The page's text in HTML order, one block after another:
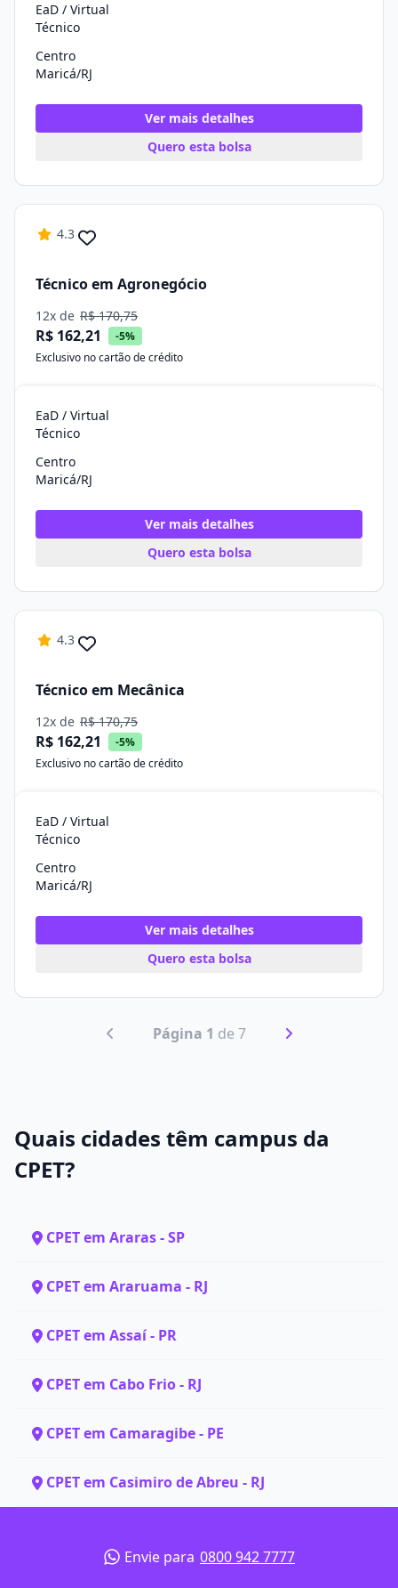
EaD / Virtual
Técnico
Centro
Maricá/RJ
Ver mais detalhes
Quero esta bolsa
4.3
Técnico em Agronegócio
12x de R$ 170,75
R$ 162,21
-5%
Exclusivo no cartão de crédito
EaD / Virtual
Técnico
Centro
Maricá/RJ
Ver mais detalhes
Quero esta bolsa
4.3
Técnico em Mecânica
12x de R$ 170,75
R$ 162,21
-5%
Exclusivo no cartão de crédito
EaD / Virtual
Técnico
Centro
Maricá/RJ
Ver mais detalhes
Quero esta bolsa
Página 1 de 7
Quais cidades têm campus da
CPET?
CPET em Araras - SP
CPET em Araruama - RJ
CPET em Assaí - PR
CPET em Cabo Frio - RJ
CPET em Camaragibe - PE
CPET em Casimiro de Abreu - RJ
Envie para 0800 942 7777